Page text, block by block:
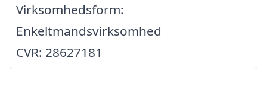
Virksomhedsform:
Enkeltmandsvirksomhed
CVR: 28627181